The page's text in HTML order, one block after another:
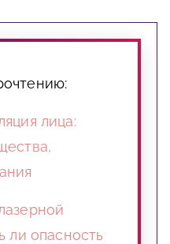
лица:
ли опасность